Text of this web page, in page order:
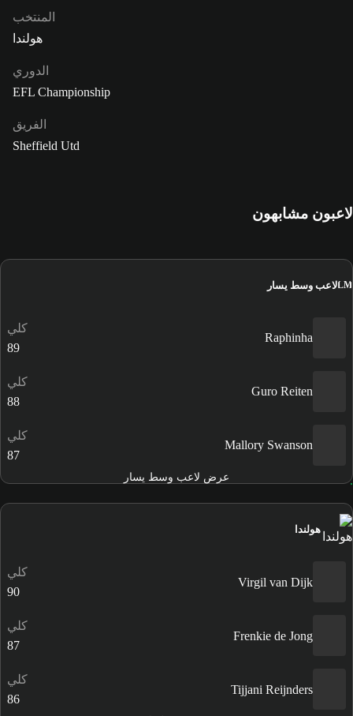
المنتخب
هولندا
الدوري
EFL Championship
الفريق
Sheffield Utd
لاعبون مشابهون
LMلاعب وسط يسار
Raphinha
كلي
89
Guro Reiten
كلي
88
Mallory Swanson
كلي
87
عرض لاعب وسط يسار
هولندا
Virgil van Dijk
كلي
90
Frenkie de Jong
كلي
87
Tijjani Reijnders
كلي
86